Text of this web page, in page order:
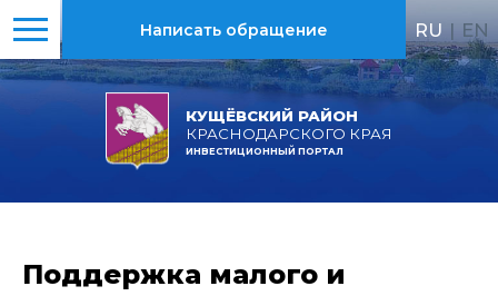
КУЩЁВСКИЙ РАЙОН
КРАСНОДАРСКОГО КРАЯ
ИНВЕСТИЦИОННЫЙ ПОРТАЛ
Написать обращение RU | EN
Поддержка малого и